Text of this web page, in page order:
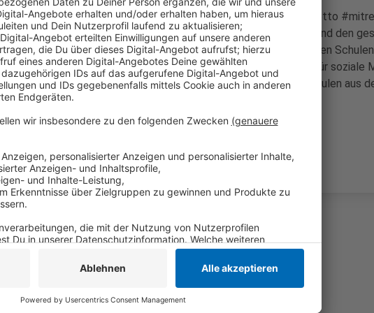
Den Wettbewerb veranstaltet die Rheinische Post unter dem Motto
demnach, die politische Meinungsbildung der Schüler zu fördern und den
Diskurs anzuregen. Die Willicher Schule hat sich neben drei weiteren
qualifiziert. Die Schüler debattieren über eine Altersbegrenzung für soziale
Anschluss findet das Finale statt. In der Vorrunde waren acht Schulen aus
angetreten. Das Gewinnerteam darf sich über 2.500 Euro freuen.